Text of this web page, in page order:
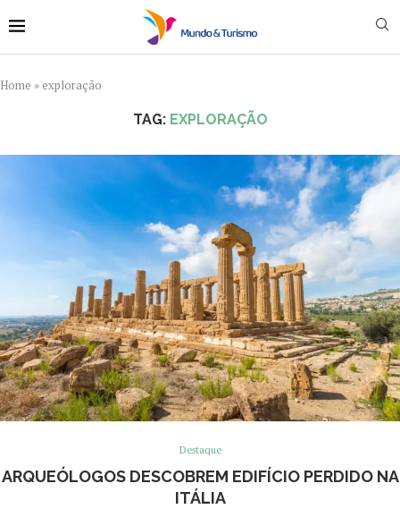
Home » exploração
TAG: EXPLORAÇÃO
Destaque
ARQUEÓLOGOS DESCOBREM EDIFÍCIO PERDIDO NA
ITÁLIA